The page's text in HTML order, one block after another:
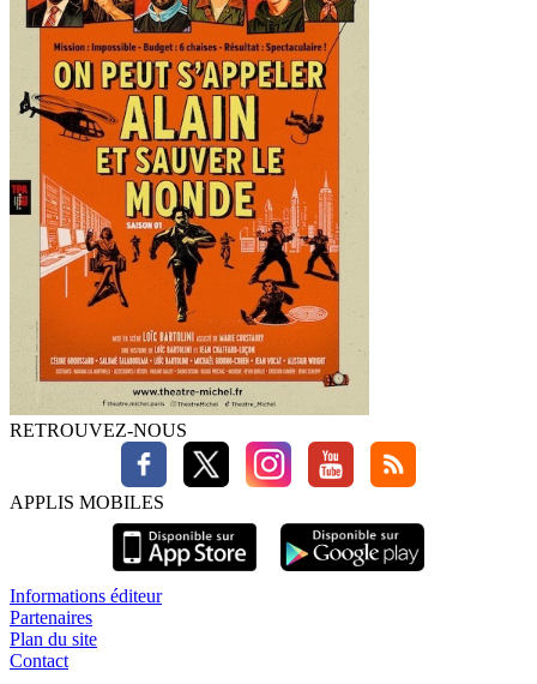
RETROUVEZ-NOUS
APPLIS MOBILES
Informations éditeur
Partenaires
Plan du site
Contact